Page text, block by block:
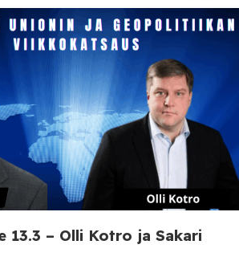
13.3 – Olli Kotro ja Sakari